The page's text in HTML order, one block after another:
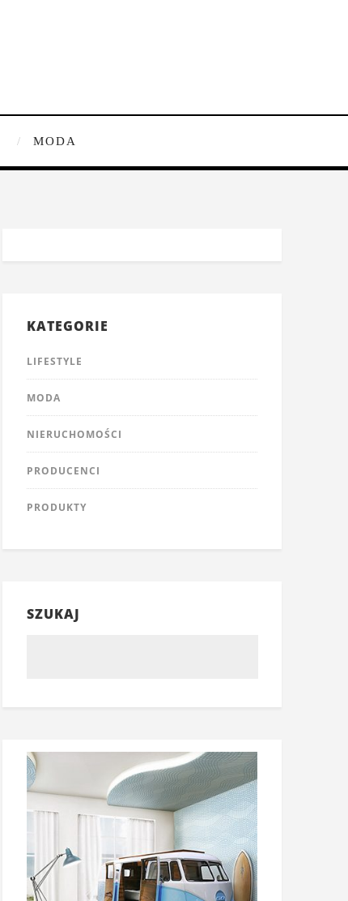
MODA
KATEGORIE
LIFESTYLE
MODA
NIERUCHOMOŚCI
PRODUCENCI
PRODUKTY
SZUKAJ